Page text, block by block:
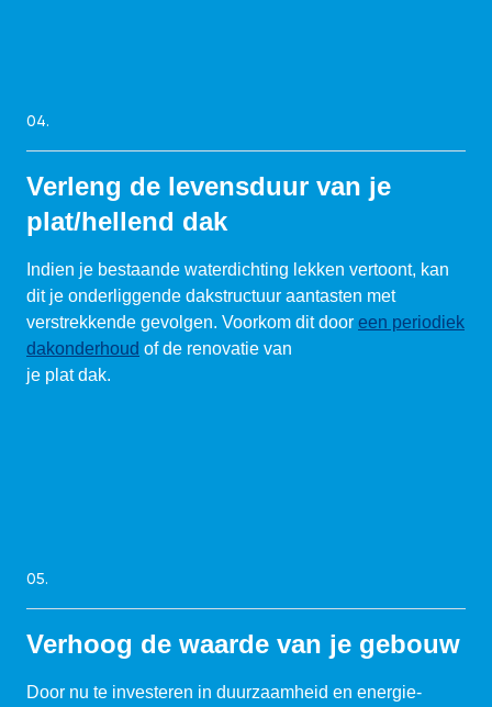
04.
Verleng de levensduur van je
plat/hellend dak
Indien je bestaande waterdichting lekken vertoont, kan
dit je onderliggende dakstructuur aantasten met
verstrekkende gevolgen. Voorkom dit door een periodiek
dakonderhoud of de renovatie van
je plat dak.
05.
Verhoog de waarde van je gebouw
Door nu te investeren in duurzaamheid en energie-